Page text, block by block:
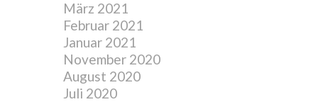
März 2021
Februar 2021
Januar 2021
November 2020
August 2020
Juli 2020